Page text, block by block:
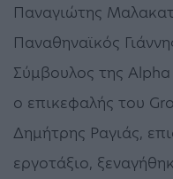
Παναγιώτης
Παναθηναϊκός
Σύμβουλος της
ο επικεφαλής του
Δημήτρης Ραγιάς,
εργοτάξιο,